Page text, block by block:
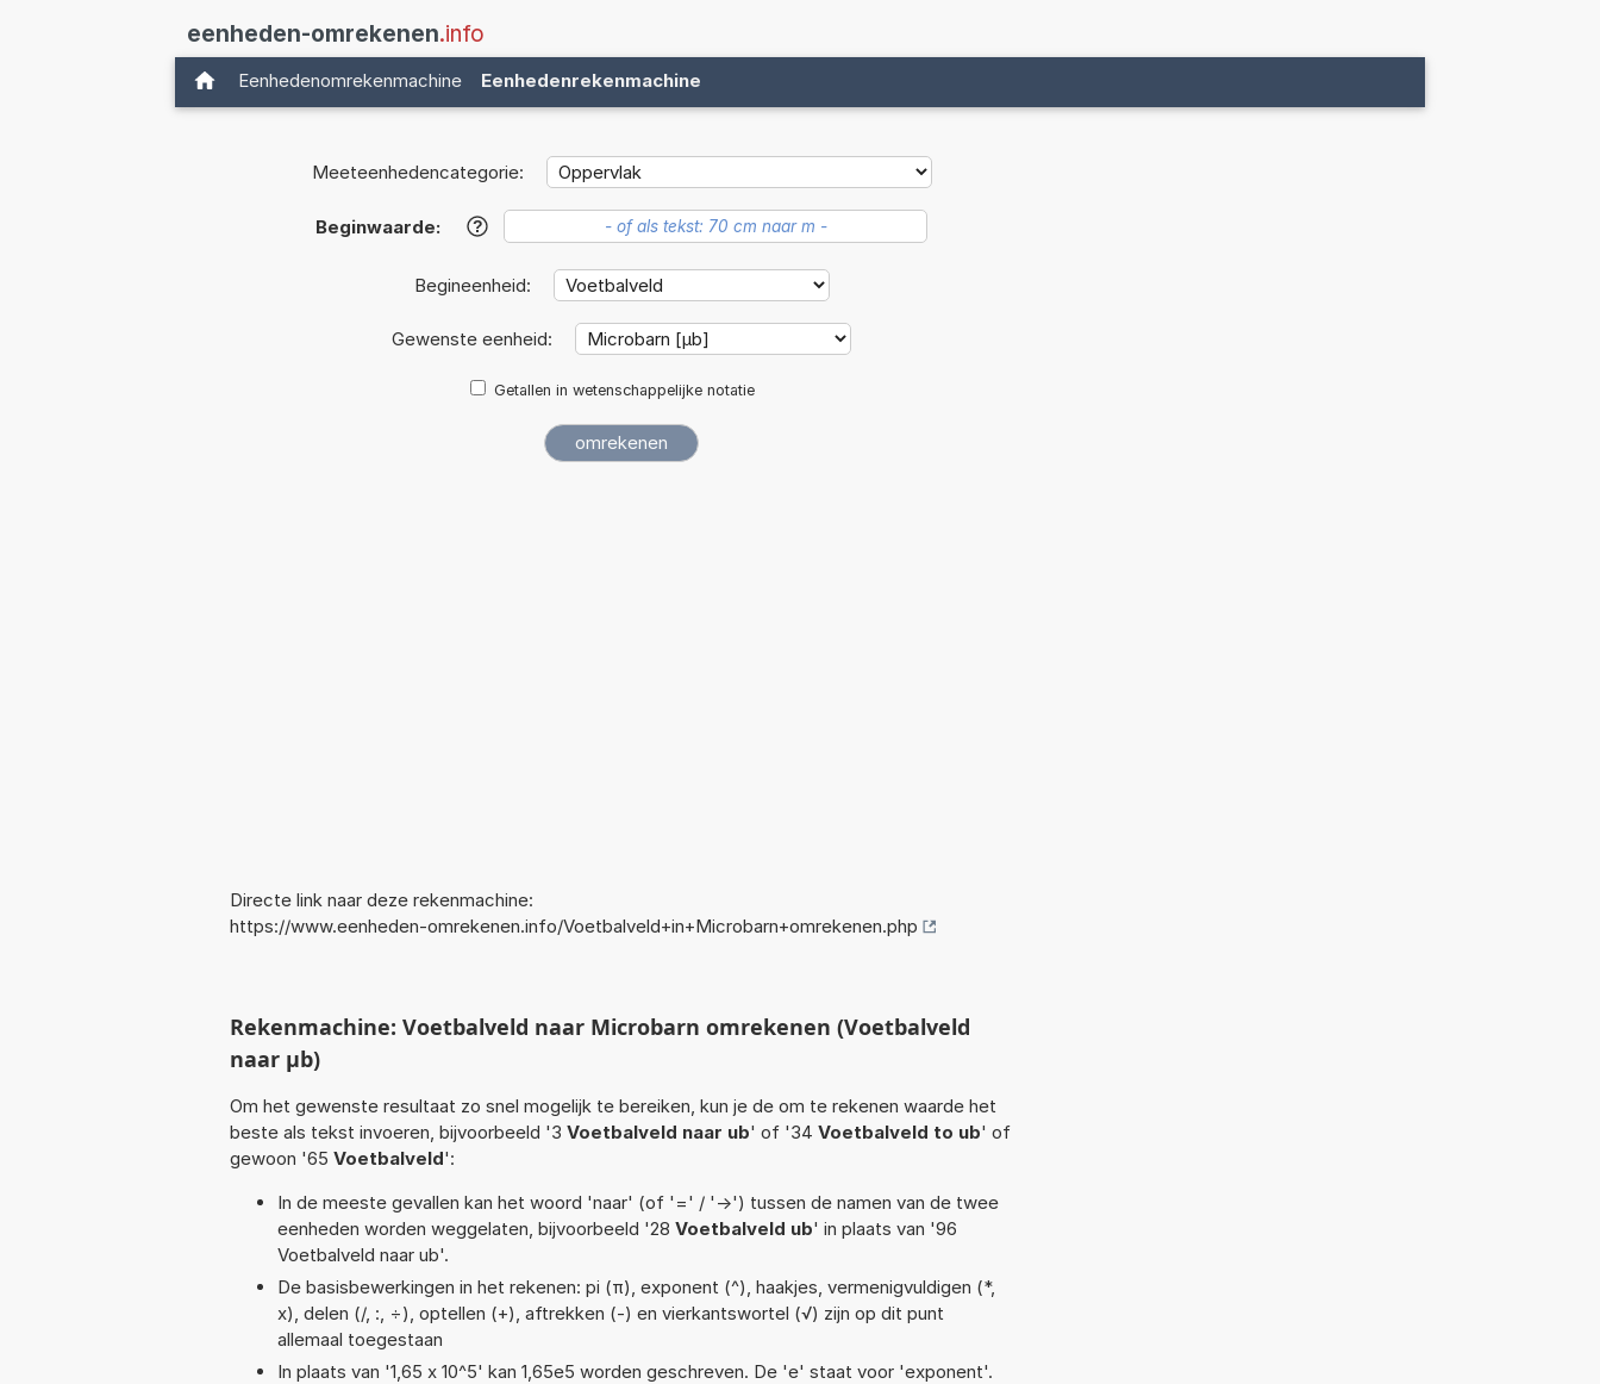
eenheden-omrekenen.info
Eenhedenomrekenmachine Eenhedenrekenmachine
Meeteenhedencategorie:
Beginwaarde: ?
Begineenheid:
Gewenste eenheid:
Getallen in wetenschappelijke notatie
Directe link naar deze rekenmachine:
https://www.eenheden-omrekenen.info/Voetbalveld+in+Microbarn+omrekenen.php
Rekenmachine: Voetbalveld naar Microbarn omrekenen (Voetbalveld
naar µb)
Om het gewenste resultaat zo snel mogelijk te bereiken, kun je de om te rekenen waarde het
beste als tekst invoeren, bijvoorbeeld '3 Voetbalveld naar ub' of '34 Voetbalveld to ub' of
gewoon '65 Voetbalveld':
In de meeste gevallen kan het woord 'naar' (of '=' / '->') tussen de namen van de twee
eenheden worden weggelaten, bijvoorbeeld '28 Voetbalveld ub' in plaats van '96
Voetbalveld naar ub'.
De basisbewerkingen in het rekenen: pi (π), exponent (^), haakjes, vermenigvuldigen (*,
x), delen (/, :, ÷), optellen (+), aftrekken (-) en vierkantswortel (√) zijn op dit punt
allemaal toegestaan
In plaats van '1,65 x 10^5' kan 1,65e5 worden geschreven. De 'e' staat voor 'exponent'.